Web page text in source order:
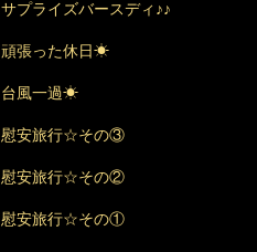
サプライズバースディ♪♪
頑張った休日☀
台風一過☀
慰安旅行☆その③
慰安旅行☆その②
慰安旅行☆その①